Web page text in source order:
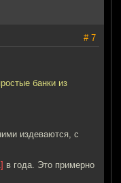
# 7
банки из
издеваются, с
в года. Это примерно